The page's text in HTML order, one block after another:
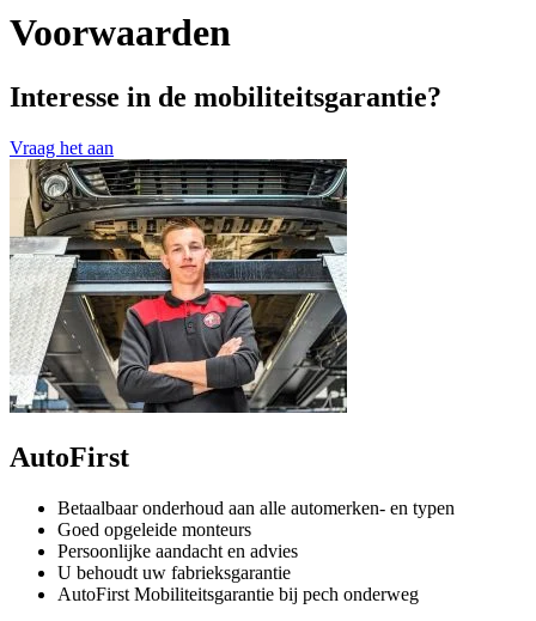
Voorwaarden
Interesse in de mobiliteitsgarantie?
Vraag het aan
AutoFirst
Betaalbaar onderhoud aan alle automerken- en typen
Goed opgeleide monteurs
Persoonlijke aandacht en advies
U behoudt uw fabrieksgarantie
AutoFirst Mobiliteitsgarantie bij pech onderweg